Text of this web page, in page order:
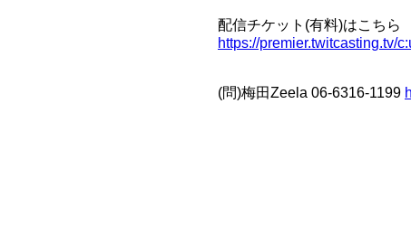
配信チケット(有料)はこちら
https://premier.twitcasting.tv/
(問)梅田Zeela 06-6316-1199